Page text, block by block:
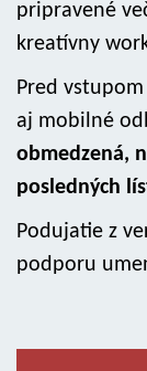
pripravené
kreatívny
Pred
aj mobilné
obmedzená,
posledných
Podujatie z
podporu